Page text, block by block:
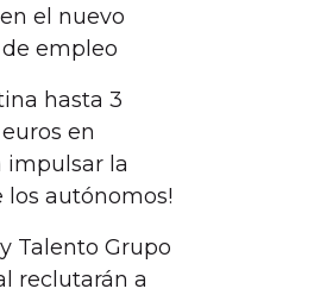
el nuevo
empleo
hasta 3
en
impulsar la
autónomos!
Talento Grupo
reclutarán a